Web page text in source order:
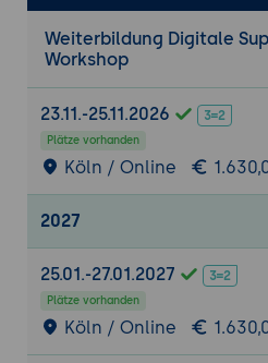
Auswahl und
Lieferanten für eine
Aufbau langfristiger
Zusammenarbeit mit
Lieferantenevaluierung
leistungsmessung
Best Practices für das
Kollaboration in der
Just-in-Sequence (JIS)
Definition und
Supply Chain
Weiterbildung Digitale
Workshop
23.11.-25.11.2026
Plätze vorhanden
Köln / Online
2027
25.01.-27.01.2027
Plätze vorhanden
Köln / Online